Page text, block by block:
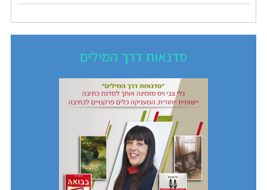
סדנאות דרך המילים